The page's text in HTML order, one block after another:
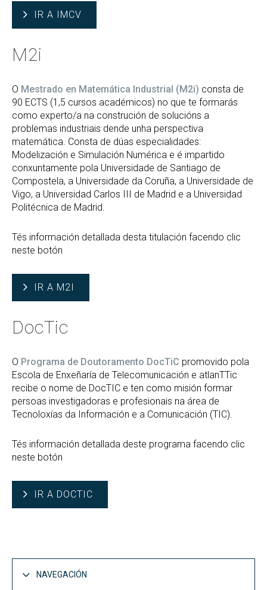
IR A IMCV
M2i
O Mestrado en Matemática Industrial (M2i) consta de
90 ECTS (1,5 cursos académicos) no que te formarás
como experto/a na construción de solucións a
problemas industriais dende unha perspectiva
matemática. Consta de dúas especialidades:
Modelización e Simulación Numérica e é impartido
conxuntamente pola Universidade de Santiago de
Compostela, a Universidade da Coruña, a Universidade de
Vigo, a Universidad Carlos III de Madrid e a Universidad
Politécnica de Madrid.
Tés información detallada desta titulación facendo clic
neste botón
IR A M2I
DocTic
O Programa de Doutoramento DocTiC promovido pola
Escola de Enxeñaría de Telecomunicación e atlanTTic
recibe o nome de DocTIC e ten como misión formar
persoas investigadoras e profesionais na área de
Tecnoloxías da Información e a Comunicación (TIC).
Tés información detallada deste programa facendo clic
neste botón
IR A DOCTIC
NAVEGACIÓN